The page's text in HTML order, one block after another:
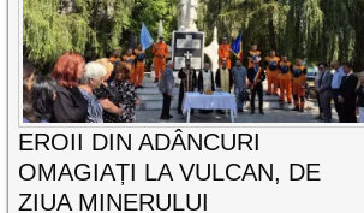
EROII DIN ADÂNCURI
OMAGIAȚI LA VULCAN, DE
ZIUA MINERULUI